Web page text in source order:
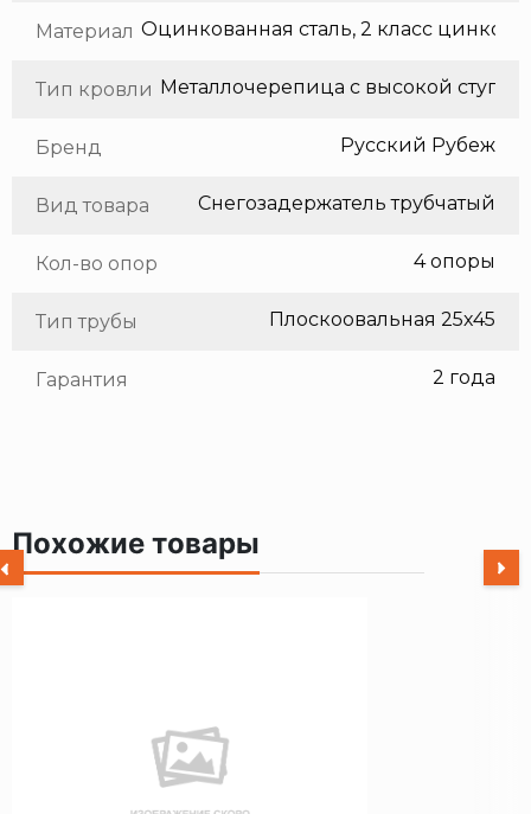
Материал
Тип кровли
Бренд Русский Рубеж
Вид товара Снегозадержатель трубчатый
Кол-во опор 4 опоры
Тип трубы Плоскоовальная 25х45
Гарантия 2 года
Похожие товары